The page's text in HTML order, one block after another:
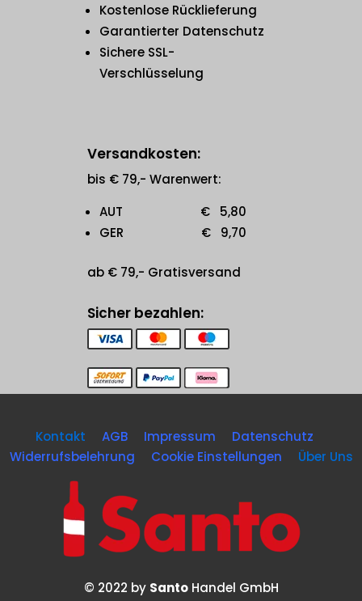
Kostenlose Rücklieferung
Garantierter Datenschutz
Sichere SSL-
Verschlüsselung
Versandkosten:
bis € 79,- Warenwert:
AUT € 5,80
GER € 9,70
ab € 79,- Gratisversand
Sicher bezahlen:
Kontakt AGB Impressum
Datenschutz
Widerrufsbelehrung
Cookie Einstellungen Über Uns
© 2022 by SantoHandel GmbH